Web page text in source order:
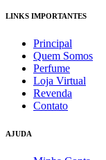
LINKS IMPORTANTES
Principal
Quem Somos
Perfume
Loja Virtual
Revenda
Contato
AJUDA